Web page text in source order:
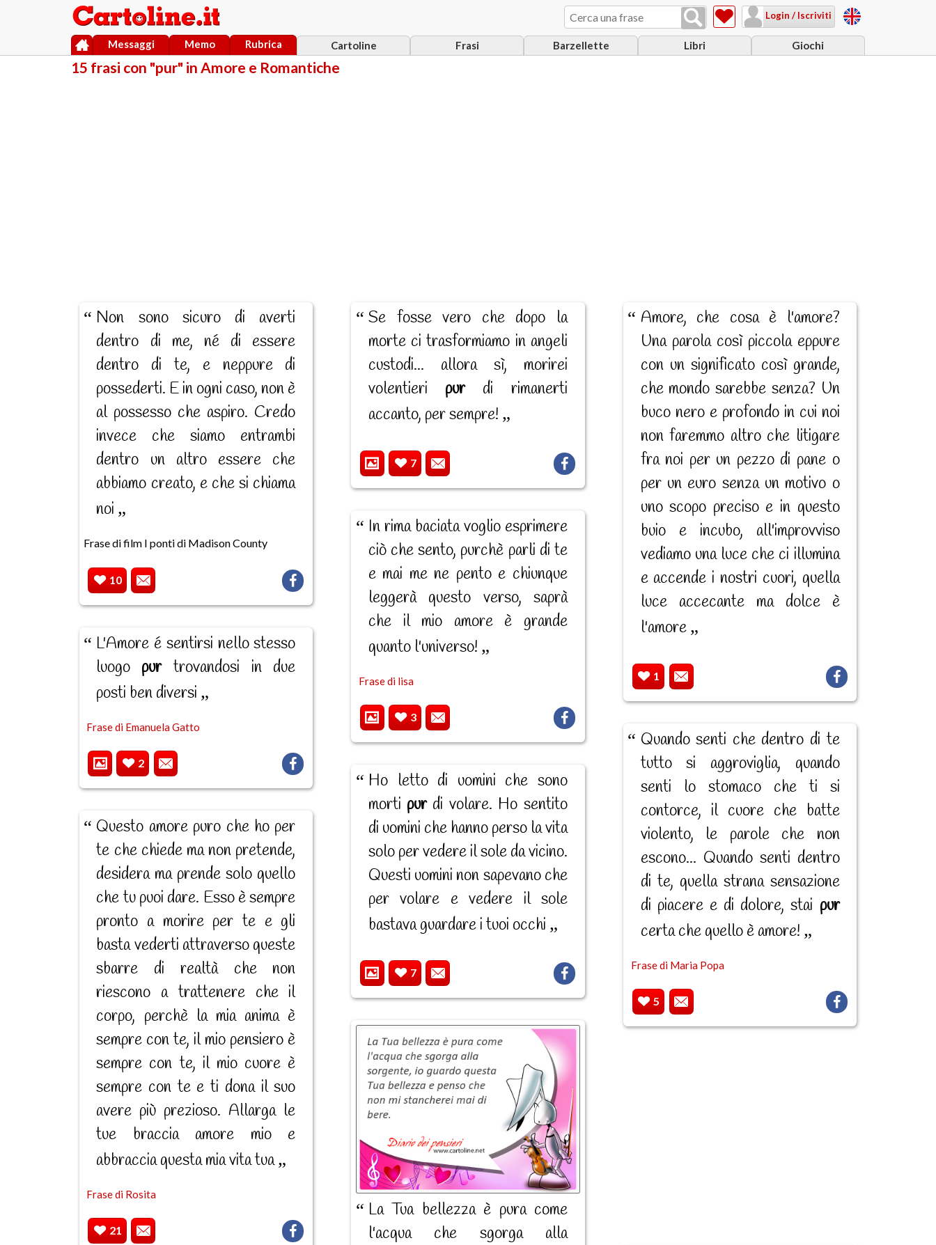
Login / Iscriviti
Cartoline Frasi Barzellette Libri Giochi
Messaggi Memo Rubrica
15 frasi con "pur" in Amore e Romantiche
Non sono sicuro di averti
dentro di me, né di essere
dentro di te, e neppure di
possederti. E in ogni caso, non è
al possesso che aspiro. Credo
invece che siamo entrambi
dentro un altro essere che
abbiamo creato, e che si chiama
noi
Frase di film I ponti di Madison County
10
L'Amore é sentirsi nello stesso
luogo purtrovandosi in due
posti ben diversi
Frase di Emanuela Gatto
2
Questo amore puro che ho per
te che chiede ma non pretende,
desidera ma prende solo quello
che tu puoi dare. Esso è sempre
pronto a morire per te e gli
basta vederti attraverso queste
sbarre di realtà che non
riescono a trattenere che il
corpo, perchè la mia anima è
sempre con te, il mio pensiero è
sempre con te, il mio cuore è
sempre con te e ti dona il suo
avere più prezioso. Allarga le
tue braccia amore mio e
abbraccia questa mia vita tua
Frase di Rosita
21
Se fosse vero che dopo la
morte ci trasformiamo in angeli
custodi... allora sì, morirei
volentieri purdi rimanerti
accanto, per sempre!
7
In rima baciata voglio esprimere
ciò che sento, purchè parli di te
e mai me ne pento e chiunque
leggerà questo verso, saprà
che il mio amore è grande
quanto l'universo!
Frase di lisa
3
Ho letto di uomini che sono
morti purdi volare. Ho sentito
di uomini che hanno perso la vita
solo per vedere il sole da vicino.
Questi uomini non sapevano che
per volare e vedere il sole
bastava guardare i tuoi occhi
7
La Tua bellezza è pura come
l'acqua che sgorga alla
Amore, che cosa è l'amore?
Una parola così piccola eppure
con un significato così grande,
che mondo sarebbe senza? Un
buco nero e profondo in cui noi
non faremmo altro che litigare
fra noi per un pezzo di pane o
per un euro senza un motivo o
uno scopo preciso e in questo
buio e incubo, all'improvviso
vediamo una luce che ci illumina
e accende i nostri cuori, quella
luce accecante ma dolce è
l'amore
1
Quando senti che dentro di te
tutto si aggroviglia, quando
senti lo stomaco che ti si
contorce, il cuore che batte
violento, le parole che non
escono... Quando senti dentro
di te, quella strana sensazione
di piacere e di dolore, stai pur
certa che quello è amore!
Frase di Maria Popa
5